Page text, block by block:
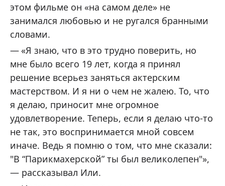
этом фильме он «на самом деле» не
занимался любовью и не ругался бранными
словами.
«Я знаю, что в это трудно поверить, но
мне было всего 19 лет, когда я принял
решение всерьез заняться актерским
мастерством. И я ни о чем не жалею. То, что
я делаю, приносит мне огромное
удовлетворение. Теперь, если я делаю что-то
не так, это воспринимается мной совсем
иначе. Ведь я помню о том, что мне сказали:
"В “Парикмахерской” ты был великолепен"»,
— рассказывал Или.